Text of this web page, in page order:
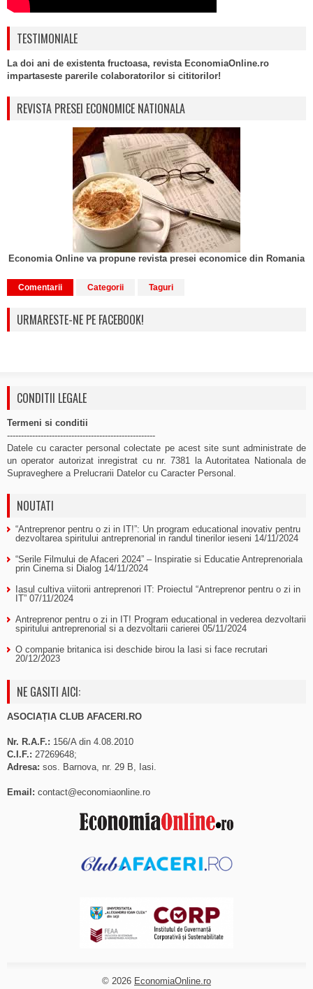
TESTIMONIALE
La doi ani de existenta fructoasa, revista EconomiaOnline.ro
impartaseste parerile colaboratorilor si cititorilor!
REVISTA PRESEI ECONOMICE NATIONALA
Economia Online va propune revista presei economice din Romania
Comentarii Categorii Taguri
URMARESTE-NE PE FACEBOOK!
CONDITII LEGALE
Termeni si conditii
-----------------------------------------------------
Datele cu caracter personal colectate pe acest site sunt administrate de
un operator autorizat inregistrat cu nr. 7381 la Autoritatea Nationala de
Supraveghere a Prelucrarii Datelor cu Caracter Personal.
NOUTATI
“Antreprenor pentru o zi in IT!”: Un program educational inovativ pentru
dezvoltarea spiritului antreprenorial in randul tinerilor ieseni 14/11/2024
“Serile Filmului de Afaceri 2024” – Inspiratie si Educatie Antreprenoriala
prin Cinema si Dialog 14/11/2024
Iasul cultiva viitorii antreprenori IT: Proiectul “Antreprenor pentru o zi in
IT” 07/11/2024
Antreprenor pentru o zi in IT! Program educational in vederea dezvoltarii
spiritului antreprenorial si a dezvoltarii carierei 05/11/2024
O companie britanica isi deschide birou la Iasi si face recrutari
20/12/2023
NE GASITI AICI:
ASOCIAȚIA CLUB AFACERI.RO
Nr. R.A.F.: 156/A din 4.08.2010
C.I.F.: 27269648;
Adresa: sos. Barnova, nr. 29 B, Iasi.
Email: contact@economiaonline.ro
© 2026 EconomiaOnline.ro